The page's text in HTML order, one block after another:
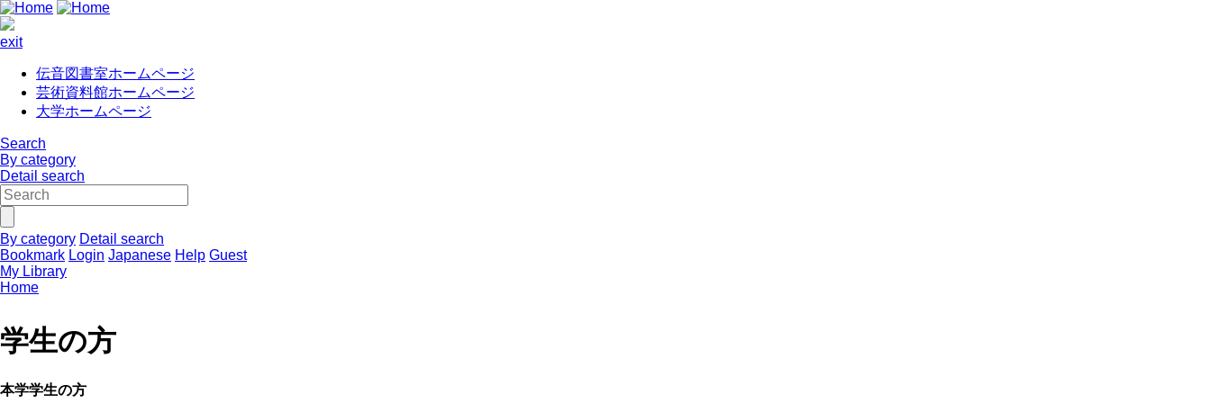
exit
伝音図書室ホームページ
芸術資料館ホームページ
大学ホームページ
Search
By category
Detail search
By category Detail search
Bookmark Login Japanese Help Guest
My Library
Home
学生の方
本学学生の方